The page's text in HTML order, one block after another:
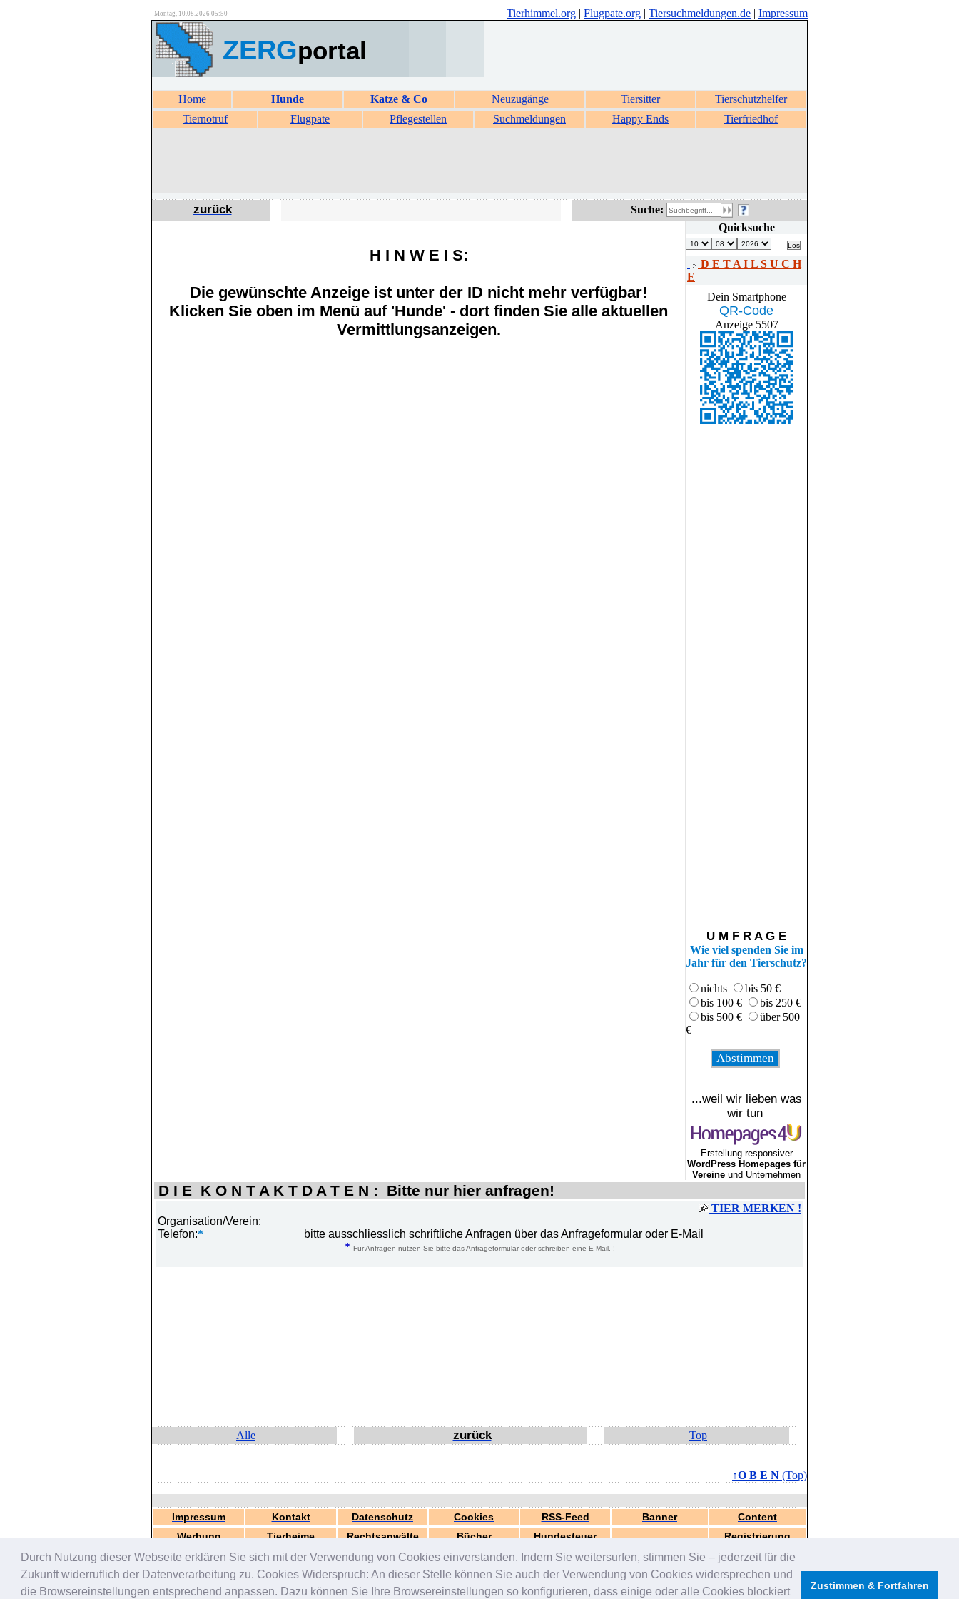
Durch Nutzung dieser Webseite erklären Sie sich mit der Verwendung von Cookies einverstanden. Indem Sie weitersurfen, stimmen Sie – jederzeit für die
Zukunft widerruflich der Datenverarbeitung zu. Cookies Widerspruch: An dieser Stelle können Sie auch der Verwendung von Cookies widersprechen und
die Browsereinstellungen entsprechend anpassen. Dazu können Sie Ihre Browsereinstellungen so konfigurieren, dass einige oder alle Cookies blockiert
Zustimmen & Fortfahren
Montag, 10.08.2026 05:50 Tierhimmel.org | Flugpate.org | Tiersuchmeldungen.de | Impressum
ZERGportal
Home Hunde Katze & Co Neuzugänge Tiersitter
Tierschutzhelfer
Tiernotruf
Flugpate Pflegestellen Suchmeldungen Happy Ends Tierfriedhof
zurück Suche:
H I N W E I S:
Die gewünschte Anzeige ist unter der ID nicht mehr verfügbar!
Klicken Sie oben im Menü auf 'Hunde' - dort finden Sie alle aktuellen
Vermittlungsanzeigen.
Quicksuche
D E T A I L S U C H
E
Dein Smartphone
QR-Code
Anzeige 5507
U M F R A G E
Wie viel spenden Sie im
Jahr für den Tierschutz?
nichts
bis 50 €
bis 100 €
bis 250 €
bis 500 €
über 500
€
...weil wir lieben was
wir tun
Erstellung responsiver
WordPress Homepages für
Vereine und Unternehmen
D I E K O N T A K T D A T E N : Bitte nur hier anfragen!
TIER MERKEN !
Organisation/Verein:
Telefon:*
bitte ausschliesslich schriftliche Anfragen über das Anfrageformular oder E-Mail
* Für Anfragen nutzen Sie bitte das Anfrageformular oder schreiben eine E-Mail. !
Alle zurück Top
↑O B E N (Top)
|
Impressum Kontakt Datenschutz Cookies RSS-Feed Banner
Content
Werbung
Tierheime Rechtsanwälte Bücher Hundesteuer Registrierung
generiert in 0.04 Sek.
© 2000-2026 by
ZERGportal